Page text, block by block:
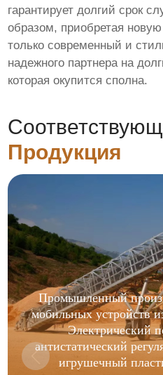
гарантирует долгий срок
образом, приобретая
только современный и
надежного партнера на
которая окупится сполна.
Продукция
Промышленный
мобильных устройств
Электрический
антистатический
игрушечный